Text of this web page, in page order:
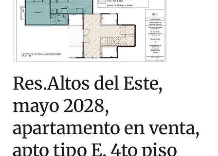
Res.Altos del Este,
mayo 2028,
apartamento en venta,
apto tipo E, 4to piso